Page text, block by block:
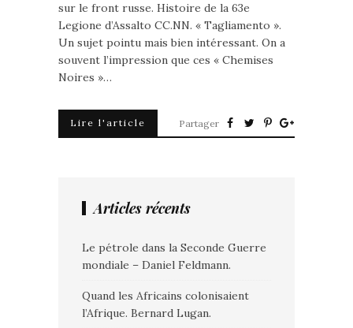
sur le front russe. Histoire de la 63e
Legione d’Assalto CC.NN. « Tagliamento ».
Un sujet pointu mais bien intéressant. On a
souvent l’impression que ces « Chemises
Noires »…
Lire l'article Partager
Articles récents
Le pétrole dans la Seconde Guerre
mondiale – Daniel Feldmann.
Quand les Africains colonisaient
l’Afrique. Bernard Lugan.